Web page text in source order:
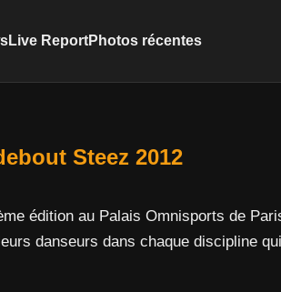
Live ReportPhotos récentes
Steez 2012
édition au Palais Omnisports de
danseurs dans chaque discipline